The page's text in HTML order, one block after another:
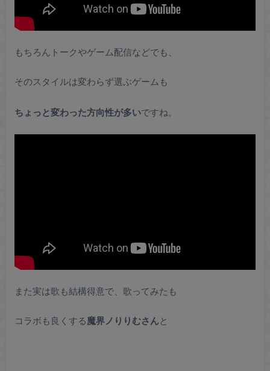
もちろんトークやゲーム配信などでも、
そのスタイルは変わらず選ぶゲームも
ちょっと変わった方向性が多いですね。
また実は歌も結構得意で、歌ってみたも
コラボも良くする魔界ノりりむさんと